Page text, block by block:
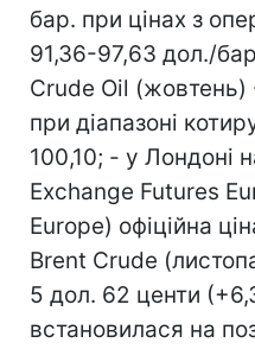
бар. при цінах з
91,36-97,63 дол./
Crude Oil
при діапазоні
100,10; - у Лондоні
Exchange Futures
Europe) офіційна
Brent Crude
5 дол. 62 центи
встановилася на